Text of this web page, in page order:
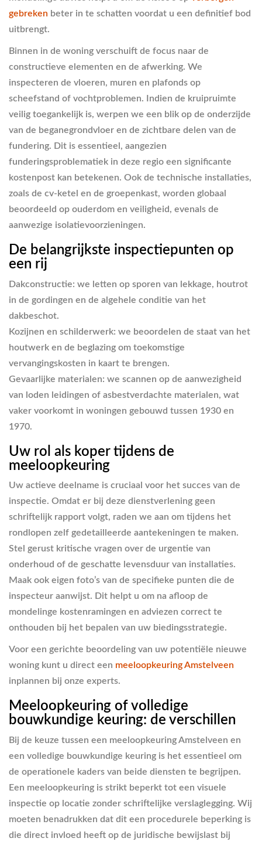
gebreken beter in te schatten voordat u een definitief bod
uitbrengt.
Binnen in de woning verschuift de focus naar de
constructieve elementen en de afwerking. We
inspecteren de vloeren, muren en plafonds op
scheefstand of vochtproblemen. Indien de kruipruimte
veilig toegankelijk is, werpen we een blik op de onderzijde
van de beganegrondvloer en de zichtbare delen van de
fundering. Dit is essentieel, aangezien
funderingsproblematiek in deze regio een significante
kostenpost kan betekenen. Ook de technische installaties,
zoals de cv-ketel en de groepenkast, worden globaal
beoordeeld op ouderdom en veiligheid, evenals de
aanwezige isolatievoorzieningen.
De belangrijkste inspectiepunten op
een rij
Dakconstructie: we letten op sporen van lekkage, houtrot
in de gordingen en de algehele conditie van het
dakbeschot.
Kozijnen en schilderwerk: we beoordelen de staat van het
houtwerk en de beglazing om toekomstige
vervangingskosten in kaart te brengen.
Gevaarlijke materialen: we scannen op de aanwezigheid
van loden leidingen of asbestverdachte materialen, wat
vaker voorkomt in woningen gebouwd tussen 1930 en
1970.
Uw rol als koper tijdens de
meeloopkeuring
Uw actieve deelname is cruciaal voor het succes van de
inspectie. Omdat er bij deze dienstverlening geen
schriftelijk rapport volgt, raden we aan om tijdens het
rondlopen zelf gedetailleerde aantekeningen te maken.
Stel gerust kritische vragen over de urgentie van
onderhoud of de geschatte levensduur van installaties.
Maak ook eigen foto’s van de specifieke punten die de
inspecteur aanwijst. Dit helpt u om na afloop de
mondelinge kostenramingen en adviezen correct te
onthouden bij het bepalen van uw biedingsstrategie.
Voor een gerichte beoordeling van uw potentiële nieuwe
woning kunt u direct een meeloopkeuring Amstelveen
inplannen bij onze experts.
Meeloopkeuring of volledige
bouwkundige keuring: de verschillen
Bij de keuze tussen een meeloopkeuring Amstelveen en
een volledige bouwkundige keuring is het essentieel om
de operationele kaders van beide diensten te begrijpen.
Een meeloopkeuring is strikt beperkt tot een visuele
inspectie op locatie zonder schriftelijke verslaglegging. Wij
moeten benadrukken dat dit een procedurele beperking is
die direct invloed heeft op de juridische bewijslast bij